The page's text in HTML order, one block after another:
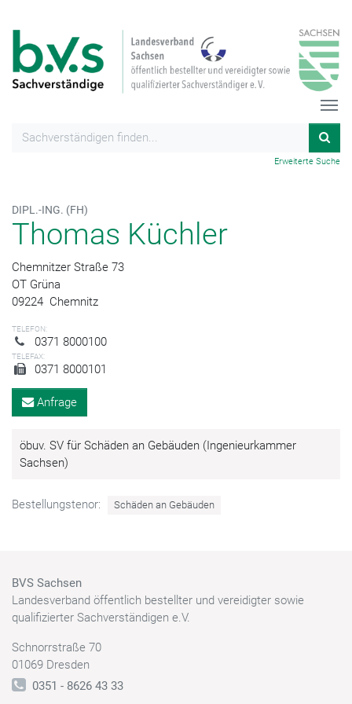
Erweiterte Suche
DIPL.-ING. (FH)
Thomas Küchler
Chemnitzer Straße 73
OT Grüna
09224 Chemnitz
TELEFON:
0371 8000100
TELEFAX:
0371 8000101
Anfrage
öbuv. SV für Schäden an Gebäuden (Ingenieurkammer
Sachsen)
Bestellungstenor: Schäden an Gebäuden
BVS Sachsen
Landesverband öffentlich bestellter und vereidigter sowie
qualifizierter Sachverständigen e.V.
Schnorrstraße 70
01069 Dresden
0351 - 8626 43 33